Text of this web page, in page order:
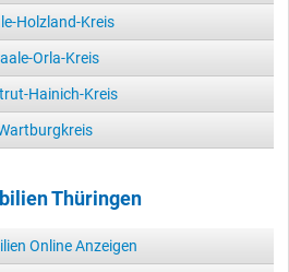
Holzland-Kreis
Orla-Kreis
Hainich-Kreis
Thüringen
Online Anzeigen